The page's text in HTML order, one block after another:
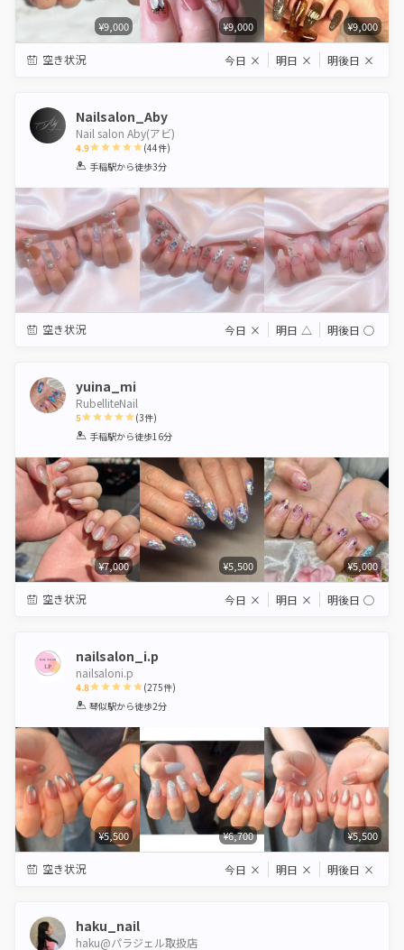
¥9,000 ¥9,000 ¥9,000
空き状況 今日 × 明日 × 明後日 ×
Nailsalon_Aby
Nail salon Aby(アビ)
4.9
1 2 3 4 5
(44件)
手稲駅から徒歩3分
空き状況 今日 × 明日 △ 明後日 ◯
yuina_mi
RubelliteNail
5
1 2 3 4 5
(3件)
手稲駅から徒歩16分
¥7,000 ¥5,500 ¥5,000
空き状況 今日 × 明日 × 明後日 ◯
nailsalon_i.p
nailsaloni.p
4.8
1 2 3 4 5
(275件)
琴似駅から徒歩2分
¥5,500 ¥6,700 ¥5,500
空き状況 今日 × 明日 × 明後日 ×
haku_nail
haku@パラジェル取扱店